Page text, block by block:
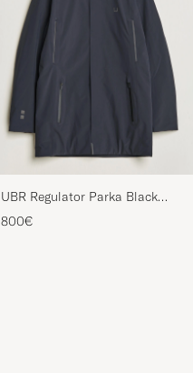
UBR Regulator Parka Black
Storm
800€